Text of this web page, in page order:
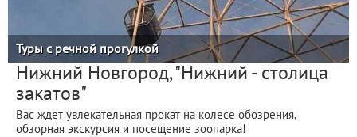
Туры с речной прогулкой
Нижний Новгород, "Нижний - столица
закатов"
Вас ждет увлекательная прокат на колесе обозрения,
обзорная экскурсия и посещение зоопарка!